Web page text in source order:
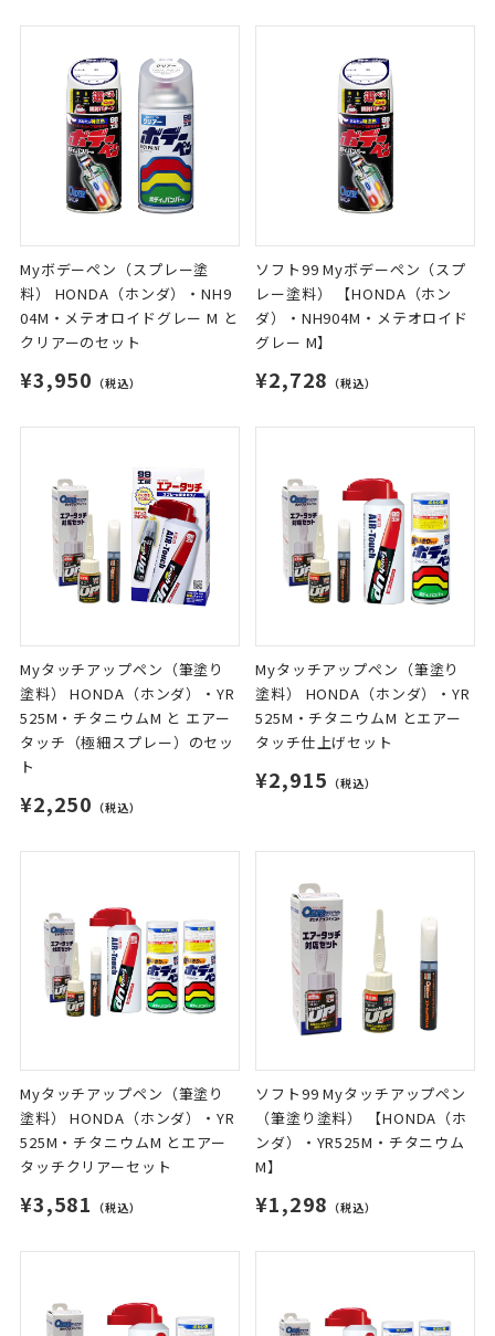
Myボデーペン（スプレー塗
料） HONDA（ホンダ）・NH9
04M・メテオロイドグレー M と
クリアーのセット
¥3,950 （税込）
ソフト99 Myボデーペン（スプ
レー塗料） 【HONDA（ホン
ダ）・NH904M・メテオロイド
グレー M】
¥2,728 （税込）
Myタッチアップペン（筆塗り
塗料） HONDA（ホンダ）・YR
525M・チタニウムM と エアー
タッチ（極細スプレー）のセッ
ト
¥2,250 （税込）
Myタッチアップペン（筆塗り
塗料） HONDA（ホンダ）・YR
525M・チタニウムM とエアー
タッチ仕上げセット
¥2,915 （税込）
Myタッチアップペン（筆塗り
塗料） HONDA（ホンダ）・YR
525M・チタニウムM とエアー
タッチクリアーセット
¥3,581 （税込）
ソフト99 Myタッチアップペン
（筆塗り塗料） 【HONDA（ホ
ンダ）・YR525M・チタニウム
M】
¥1,298 （税込）